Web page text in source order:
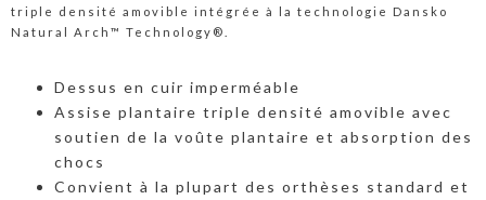
triple densité amovible intégrée à la technologie Dansko
Natural Arch™ Technology®.
Dessus en cuir imperméable
Assise plantaire triple densité amovible avec
soutien de la voûte plantaire et absorption des
chocs
Convient à la plupart des orthèses standard et